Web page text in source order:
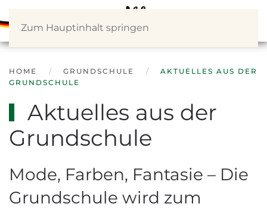
Zum Hauptinhalt springen
HOME GRUNDSCHULE
AKTUELLES AUS DER
GRUNDSCHULE
Aktuelles aus der
Grundschule
Mode, Farben, Fantasie – Die
Grundschule wird zum